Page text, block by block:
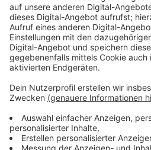
Wir
Zustimmung, um
Video-Service
Wir verwenden einen
Drittanbieters, um
einzubetten. Dieser
Daten zu Ihren
sammeln. Bitte
Details durch und